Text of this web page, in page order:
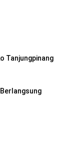
Tanjungpinang